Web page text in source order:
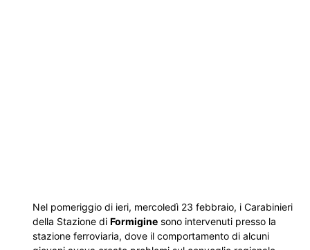
Nel pomeriggio di ieri, mercoledì 23 febbraio, i Carabinieri
della Stazione di Formigine sono intervenuti presso la
stazione ferroviaria, dove il comportamento di alcuni